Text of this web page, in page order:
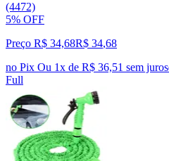
(4472)
5% OFF
Preço R$ 34,68R$ 34,68
no Pix Ou 1x de R$ 36,51 sem juros
Full